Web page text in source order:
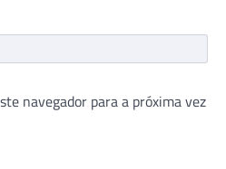
navegador para a próxima vez